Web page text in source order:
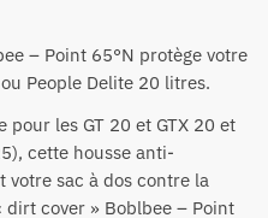
– Point 65°N protège votre
People Delite 20 litres.
pour les GT 20 et GTX 20 et
), cette housse anti-
votre sac à dos contre la
dirt cover » Boblbee – Point